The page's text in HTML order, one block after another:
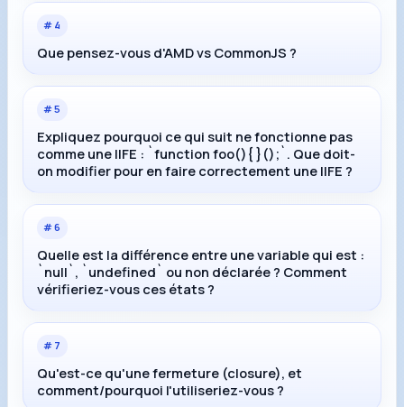
# 4
Que pensez-vous d'AMD vs CommonJS ?
#5
Expliquez pourquoi ce qui suit ne fonctionne pas
comme une IIFE : `function foo(){ }();`. Que doit-
on modifier pour en faire correctement une IIFE ?
#6
Quelle est la différence entre une variable qui est :
`null`, `undefined` ou non déclarée ? Comment
vérifieriez-vous ces états ?
# 7
Qu'est-ce qu'une fermeture (closure), et
comment/pourquoi l'utiliseriez-vous ?